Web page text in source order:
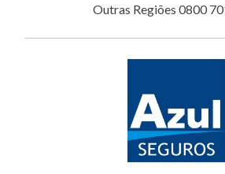
Outras Regiões 0800